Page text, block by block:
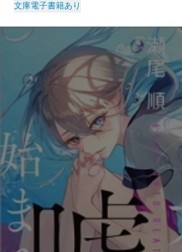
文庫電子書籍あり